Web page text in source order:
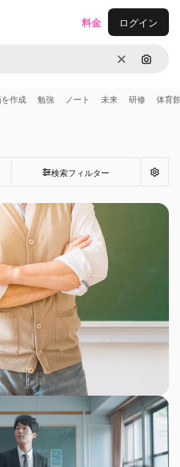
消去 画像で
料金 ログイン
作成 勉強 ノート 未来 研修 体育
検索フィルター